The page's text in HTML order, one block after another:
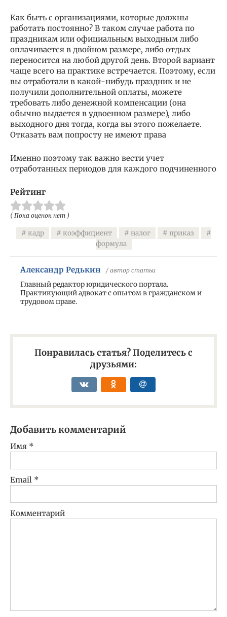
Как быть с организациями, которые должны
работать постоянно? В таком случае работа по
праздникам или официальным выходным либо
оплачивается в двойном размере, либо отдых
переносится на любой другой день. Второй вариант
чаще всего на практике встречается. Поэтому, если
вы отработали в какой-нибудь праздник и не
получили дополнительной оплаты, можете
требовать либо денежной компенсации (она
обычно выдается в удвоенном размере), либо
выходного дня тогда, когда вы этого пожелаете.
Отказать вам попросту не имеют права
Именно поэтому так важно вести учет
отработанных периодов для каждого подчиненного
Рейтинг
( Пока оценок нет )
кадр коэффициент налог
приказ
формула
Александр Редькин / автор статьи
Главный редактор юридического портала.
Практикующий адвокат с опытом в гражданском и
трудовом праве.
Понравилась статья? Поделитесь с
друзьями:
Добавить комментарий
Имя *
Email *
Комментарий